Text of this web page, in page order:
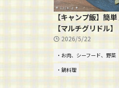
【キャンプ飯】簡
【マルチグリドル】
2026/5/22
・お肉、シーフード、野菜
・鍋料理